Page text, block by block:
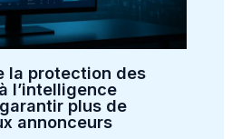
la protection des
l’intelligence
plus de
annonceurs